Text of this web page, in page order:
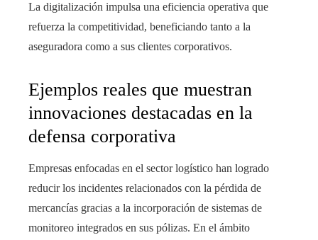
La digitalización impulsa una eficiencia operativa que
refuerza la competitividad, beneficiando tanto a la
aseguradora como a sus clientes corporativos.
Ejemplos reales que muestran
innovaciones destacadas en la
defensa corporativa
Empresas enfocadas en el sector logístico han logrado
reducir los incidentes relacionados con la pérdida de
mercancías gracias a la incorporación de sistemas de
monitoreo integrados en sus pólizas. En el ámbito